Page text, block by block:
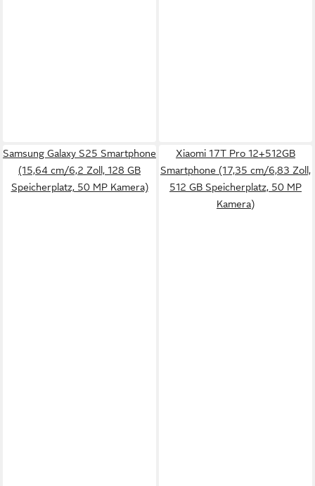
Samsung Galaxy S25 Smartphone
(15,64 cm/6,2 Zoll, 128 GB
Speicherplatz, 50 MP Kamera)
Xiaomi 17T Pro 12+512GB
Smartphone (17,35 cm/6,83 Zoll,
512 GB Speicherplatz, 50 MP
Kamera)